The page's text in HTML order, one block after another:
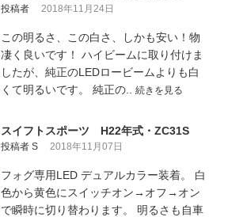
投稿者 2018年11月24日
この明るさ、この白さ、しかも安い！物
凄く良いです！ ハイビームに取り付けま
したが、純正のLEDロービームよりも白
くて明るいです。 純正の.. 続きを見る
スイフトスポーツ H22年式・ZC31S
投稿者 S 2018年11月07日
フォグ専用LED デュアルカラー装着。 白
色から黄色にスイッチオン→オフ→オン
で瞬時に切り替わります。 明るさも自車